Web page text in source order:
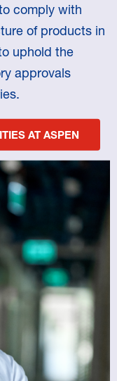
comply with
of products in
uphold the
approvals
AT ASPEN